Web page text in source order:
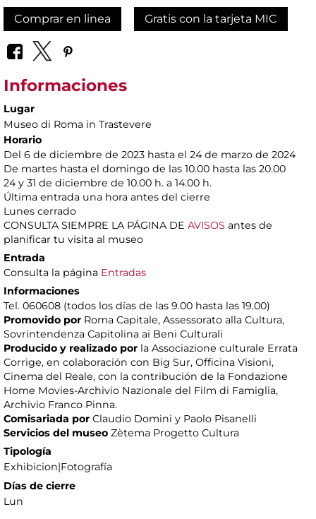
Comprar en linea Gratis con la tarjeta MIC
Informaciones
Lugar
Museo di Roma in Trastevere
Horario
Del 6 de diciembre de 2023 hasta el 24 de marzo de 2024
De martes hasta el domingo de las 10.00 hasta las 20.00
24 y 31 de diciembre de 10.00 h. a 14.00 h.
Última entrada una hora antes del cierre
Lunes cerrado
CONSULTA SIEMPRE LA PÁGINA DE AVISOS antes de
planificar tu visita al museo
Entrada
Consulta la página Entradas
Informaciones
Tel. 060608 (todos los días de las 9.00 hasta las 19.00)
Promovido por Roma Capitale, Assessorato alla Cultura,
Sovrintendenza Capitolina ai Beni Culturali
Producido y realizado por la Associazione culturale Errata
Corrige, en colaboración con Big Sur, Officina Visioni,
Cinema del Reale, con la contribución de la Fondazione
Home Movies-Archivio Nazionale del Film di Famiglia,
Archivio Franco Pinna.
Comisariada por Claudio Domini y Paolo Pisanelli
Servicios del museo Zètema Progetto Cultura
Tipología
Exhibicion|Fotografía
Días de cierre
Lun